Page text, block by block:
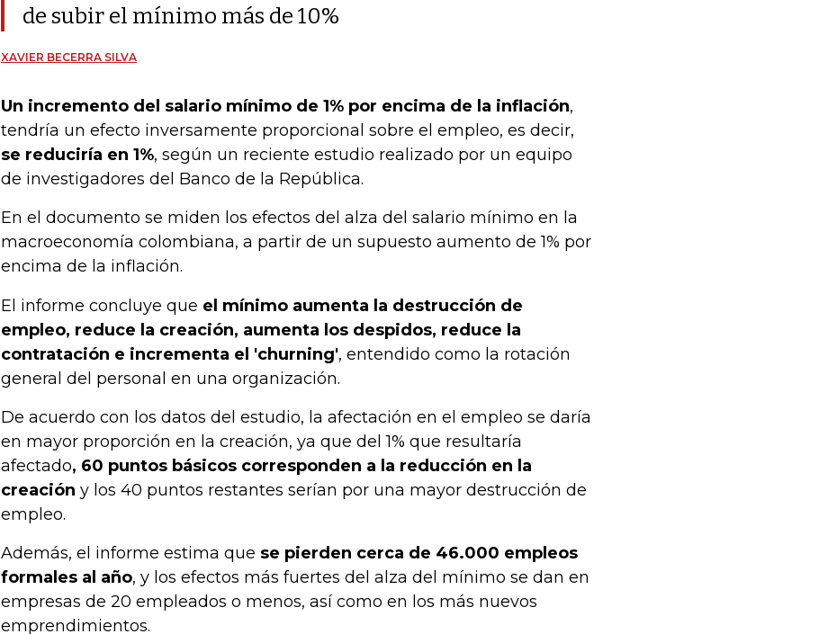
de subir el mínimo más de 10%
XAVIER BECERRA SILVA
Un incremento del salario mínimo de 1% por encima de la inflación,
tendría un efecto inversamente proporcional sobre el empleo, es decir,
se reduciría en 1%, según un reciente estudio realizado por un equipo
de investigadores del Banco de la República.
En el documento se miden los efectos del alza del salario mínimo en la
macroeconomía colombiana, a partir de un supuesto aumento de 1% por
encima de la inflación.
El informe concluye que el mínimo aumenta la destrucción de
empleo, reduce la creación, aumenta los despidos, reduce la
contratación e incrementa el 'churning', entendido como la rotación
general del personal en una organización.
De acuerdo con los datos del estudio, la afectación en el empleo se daría
en mayor proporción en la creación, ya que del 1% que resultaría
afectado, 60 puntos básicos corresponden a la reducción en la
creación y los 40 puntos restantes serían por una mayor destrucción de
empleo.
Además, el informe estima que se pierden cerca de 46.000 empleos
formales al año, y los efectos más fuertes del alza del mínimo se dan en
empresas de 20 empleados o menos, así como en los más nuevos
emprendimientos.